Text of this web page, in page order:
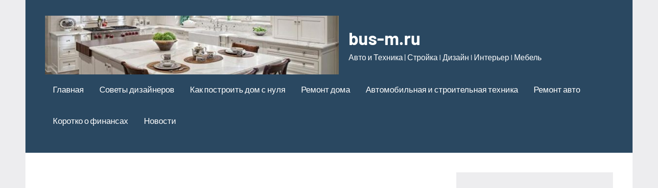
содержимому
bus-m.ru
Авто и Техника | Стройка l Дизайн l Интерьер l Мебель
Главная Советы дизайнеров Как построить дом с нуля Ремонт дома Автомобильная и строительная техника Ремонт авто
Коротко о финансах Новости